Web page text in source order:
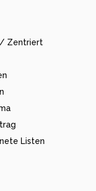
/ Zentriert
Listen